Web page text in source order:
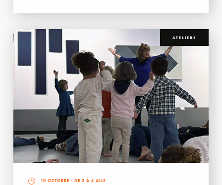
ATELIERS
10 OCTOBRE - DE 2 À 3 ANS